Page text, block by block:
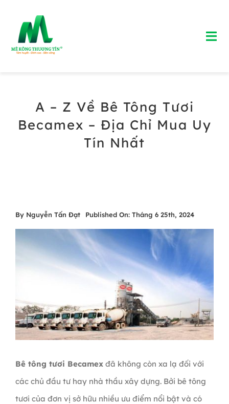
content
Giới Thiệu
Bảng Giá Bê Tông Tươi
A – Z Về Bê Tông Tươi
Becamex – Địa Chỉ Mua Uy
Tín Nhất
By Nguyễn Tấn Đạt Published On: Tháng 6 25th, 2024
Bê tông tươi Becamexđã không còn xa lạ đối với
các chủ đầu tư hay nhà thầu xây dựng. Bởi bê tông
tươi của đơn vị sở hữu nhiều ưu điểm nổi bật và có